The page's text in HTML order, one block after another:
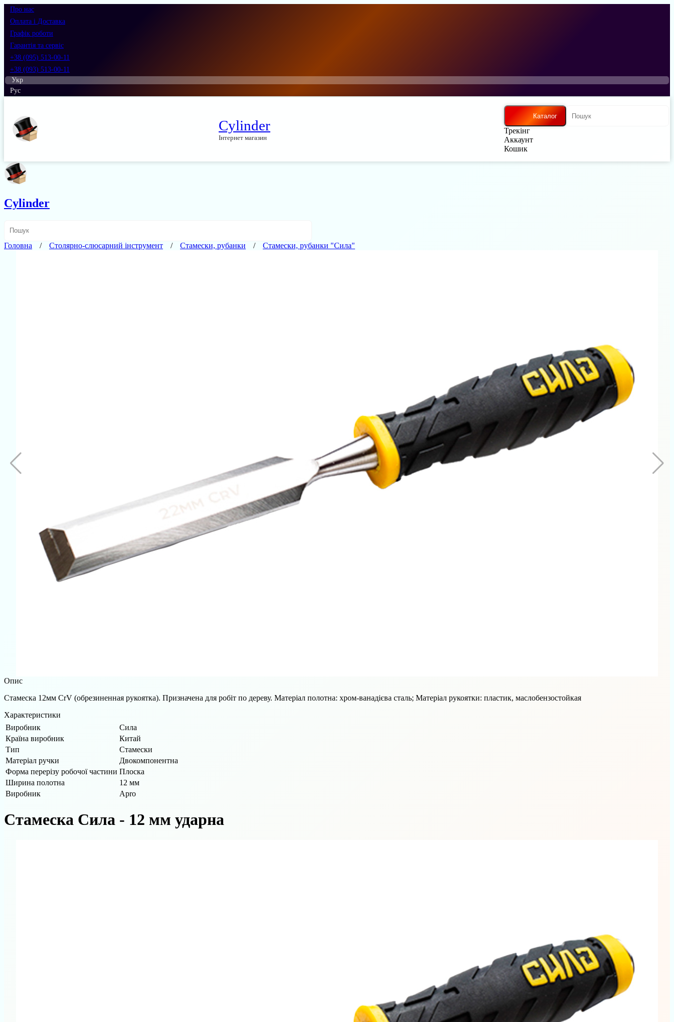
Про нас
Оплата і Доставка
Графік роботи
Гарантія та сервіс
+38 (095) 513-00-11
+38 (093) 513-00-11
Укр
Рус
Cylinder
Інтернет магазин
Каталог
Трекінг
Аккаунт
Кошик
Cylinder
Головна Столярно-слюсарний інструмент Стамески, рубанки Стамески, рубанки "Сила"
Опис
Стамеска 12мм CrV (обрезиненная рукоятка). Призначена для робіт по дереву. Матеріал полотна: хром-ванадієва сталь; Матеріал рукоятки: пластик, маслобензостойкая
Характеристики
Виробник
Сила
Країна виробник
Китай
Тип
Стамески
Матеріал ручки
Двокомпонентна
Форма перерізу робочої частини Плоска
Ширина полотна
12 мм
Виробник
Apro
Стамеска Сила - 12 мм ударна